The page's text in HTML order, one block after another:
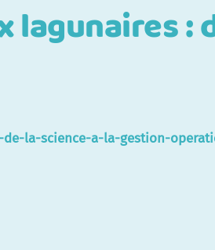
:
la-science-a-la-gestion-